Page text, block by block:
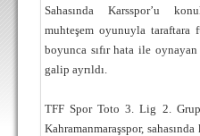
TRANSFERLER
TARAFTAR
BİLETLER
DEPLASMAN
Sahasında Karsspor’u
muhteşem oyunuyla
boyunca sıfır hata ile oynayan
galip ayrıldı.
TFF Spor Toto 3. Lig 2.
Kahramanmaraşspor,